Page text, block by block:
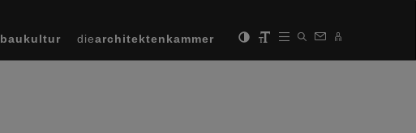
baukultur diearchitektenkammer